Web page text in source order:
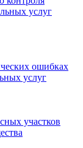
услуг
ошибках
услуг
участков